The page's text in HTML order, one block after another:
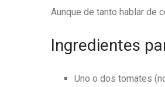
Aunque de tanto hablar de
Ingredientes
Uno o dos tomates